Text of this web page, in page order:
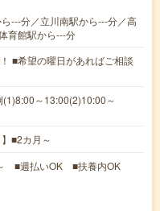
---分／立川南駅から---分／高
育館駅から---分
■希望の曜日があればご相談
～13:00(2)10:00～
■2カ月～
■週払いOK ■扶養内OK